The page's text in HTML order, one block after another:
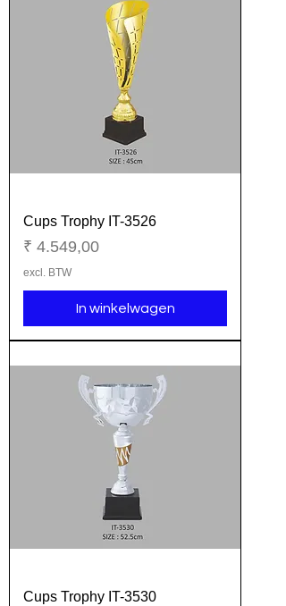
Cups Trophy IT-3526
Prijs
₹ 4.549,00
excl. BTW
In winkelwagen
Cups Trophy IT-3530